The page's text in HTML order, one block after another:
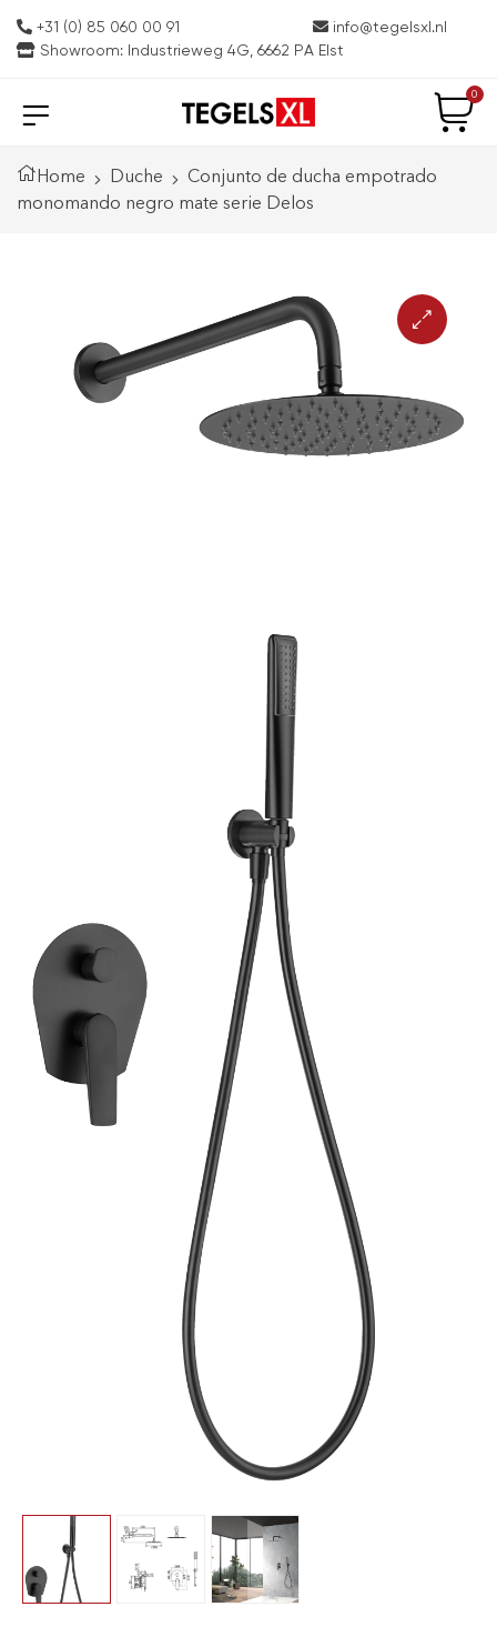
+31 (0) 85 060 00 91
info@tegelsxl.nl
Showroom: Industrieweg 4G, 6662 PA Elst
0
Home Duche
Conjunto de ducha empotrado
monomando negro mate serie Delos